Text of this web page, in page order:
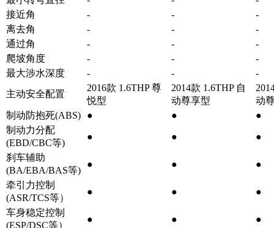
接近角
- -
-
离去角
- -
-
通过角
- -
-
爬坡角度
- -
-
最大涉水深度
- -
-
主动安全配置
2016款 1.6THP 尊
悦型
2014款 1.6THP 自
动尊享型
动
制动防抱死(ABS)
● ●
●
制动力分配
(EBD/CBC等)
● ●
●
刹车辅助
(BA/EBA/BAS等)
● ●
●
牵引力控制
(ASR/TCS等）
● ●
●
车身稳定控制
(ESP/DSC等）
● ●
●